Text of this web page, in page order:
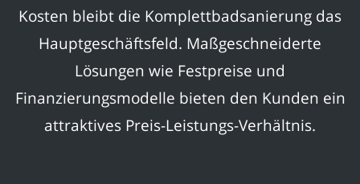
Kosten bleibt die Komplettbadsanierung das
Hauptgeschäftsfeld. Maßgeschneiderte
Lösungen wie Festpreise und
Finanzierungsmodelle bieten den Kunden ein
attraktives Preis-Leistungs-Verhältnis.